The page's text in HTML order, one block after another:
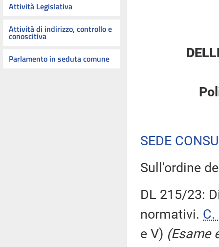
Attività Legislativa
Attività di indirizzo, controllo e
conoscitiva
Parlamento in seduta comune
SEDE
Sull'ordine
DL 215/23:
normativi.
e V) (Esame